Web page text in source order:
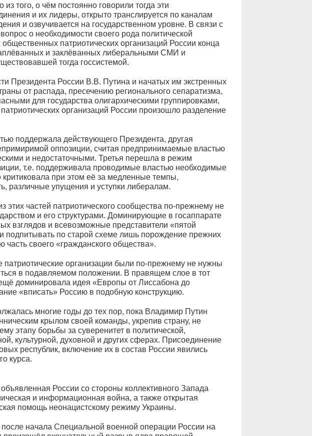
того, о чём постоянно говорили тогда эти
и их лидеры, открыто транслируется по каналам
и озвучивается на государственном уровне. В связи с
о необходимости своего рода политической
патриотических организаций России конца
и заклёванных либеральными СМИ и
тогда госсистемой.
Президента России В.В. Путина и начатых им экстренных
от распада, пресечению регионального сепаратизма,
для государства олигархическими группировками,
организаций России произошло разделение
поддержала действующего Президента, другая
оппозиции, считая предпринимаемые властью
и недостаточными. Третья перешла в режим
т.е. поддерживала проводимые властью необходимые
при этом её за медленные темпы,
различные упущения и уступки либералам.
этих частей патриотического сообщества по-прежнему не
и его структурами. Доминирующие в госаппарате
взглядов и всевозможные представители «пятой
подпитывать по старой схеме лишь порождение прежних
часть своего «гражданского общества».
патриотические организации были по-прежнему не нужны
в подавляемом положении. В правящем слое в тот
доминировала идея «Европы от Лиссабона до
«вписать» Россию в подобную конструкцию.
многие годы до тех пор, пока Владимир Путин
крылом своей команды, укрепив страну, не
этапу борьбы за суверенитет в политической,
культурной, духовной и других сферах. Присоединение
республик, включение их в состав России явились
курса.
России со стороны коллективного Запада
и информационная война, а также открытая
помощь неонацистскому режиму Украины.
начала Специальной военной операции России на